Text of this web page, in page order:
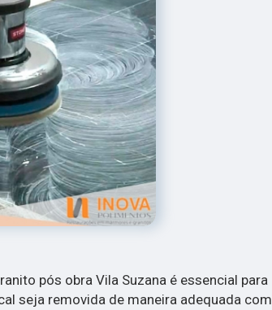
pós obra Vila Suzana é essencial para
seja removida de maneira adequada com